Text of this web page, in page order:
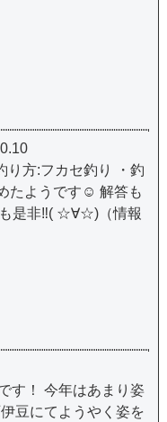
り方:フカセ釣り ・釣
たようです☺️ 解答も
も是非‼️( ☆∀☆)（情報
す！ 今年はあまり姿
豆にてようやく姿を